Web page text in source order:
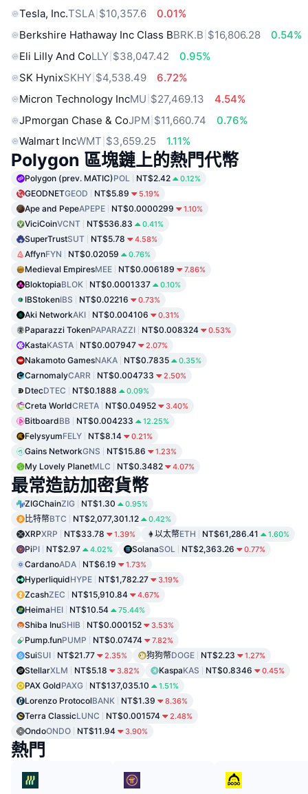
Tesla, Inc.TSLA $10,357.6
0.01%
Berkshire Hathaway Inc Class BBRK.B $16,806.28
0.54%
Eli Lilly And CoLLY $38,047.42
0.95%
SK HynixSKHY $4,538.49
6.72%
Micron Technology IncMU $27,469.13
4.54%
JPmorgan Chase & CoJPM $11,660.74
0.76%
Walmart IncWMT $3,659.25 1.11%
Polygon 區塊鏈上的熱門代幣
Polygon (prev. MATIC)POL NT$2.42 0.12%
GEODNETGEOD NT$5.89 5.19%
Ape and PepeAPEPE NT$0.0000299 1.10%
ViciCoinVCNT NT$536.83 0.41%
SuperTrustSUT NT$5.78 4.58%
AffynFYN NT$0.02059 0.76%
Medieval EmpiresMEE NT$0.006189 7.86%
BloktopiaBLOK NT$0.0001337 0.10%
IBStokenIBS NT$0.02216 0.73%
Aki NetworkAKI NT$0.004106 0.31%
Paparazzi TokenPAPARAZZI NT$0.008324 0.53%
KastaKASTA NT$0.007947 2.07%
Nakamoto GamesNAKA NT$0.7835 0.35%
CarnomalyCARR NT$0.004733 2.50%
DtecDTEC NT$0.1888 0.09%
Creta WorldCRETA NT$0.04952 3.40%
BitboardBB NT$0.004233 12.25%
FelysyumFELY NT$8.14 0.21%
Gains NetworkGNS NT$15.86 1.23%
My Lovely PlanetMLC NT$0.3482 4.07%
最常造訪加密貨幣
ZIGChainZIG NT$1.30 0.95%
比特幣BTC NT$2,077,301.12 0.42%
XRPXRP NT$33.78 1.39% 以太幣ETH NT$61,286.41 1.60%
PiPI NT$2.97 4.02% SolanaSOL NT$2,363.26 0.77%
CardanoADA NT$6.19 1.73%
HyperliquidHYPE NT$1,782.27 3.19%
ZcashZEC NT$15,910.84 4.67%
HeimaHEI NT$10.54 75.44%
Shiba InuSHIB NT$0.000152 3.53%
Pump.funPUMP NT$0.07474 7.82%
SuiSUI NT$21.77 2.35% 狗狗幣DOGE NT$2.23 1.27%
StellarXLM NT$5.18 3.82% KaspaKAS NT$0.8346 0.45%
PAX GoldPAXG NT$137,035.10 1.51%
Lorenzo ProtocolBANK NT$1.39 8.36%
Terra ClassicLUNC NT$0.001574 2.48%
OndoONDO NT$11.94 3.90%
熱門